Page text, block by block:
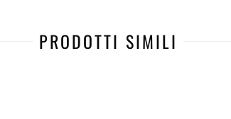
PRODOTTI SIMILI